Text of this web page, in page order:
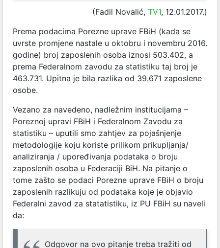
(Fadil Novalić, TV1, 12.01.2017.)
Prema podacima Porezne uprave FBiH (kada se
uvrste promjene nastale u oktobru i novembru 2016.
godine) broj zaposlenih osoba iznosi 503.402, a
prema Federalnom zavodu za statistiku taj broj je
463.731. Upitna je bila razlika od 39.671 zaposlene
osobe.
Vezano za navedeno, nadležnim institucijama –
Poreznoj upravi FBiH i Federalnom Zavodu za
statistiku – uputili smo zahtjev za pojašnjenje
metodologije koju koriste prilikom prikupljanja/
analiziranja / upoređivanja podataka o broju
zaposlenih osoba u Federaciji BiH. Na pitanje o
tome zašto se podaci Porezne uprave FBiH o broju
zaposlenih razlikuju od podataka koje je objavio
Federalni zavod za statatistiku, iz PU FBiH su naveli
da:
Odgovor na ovo pitanje treba tražiti od